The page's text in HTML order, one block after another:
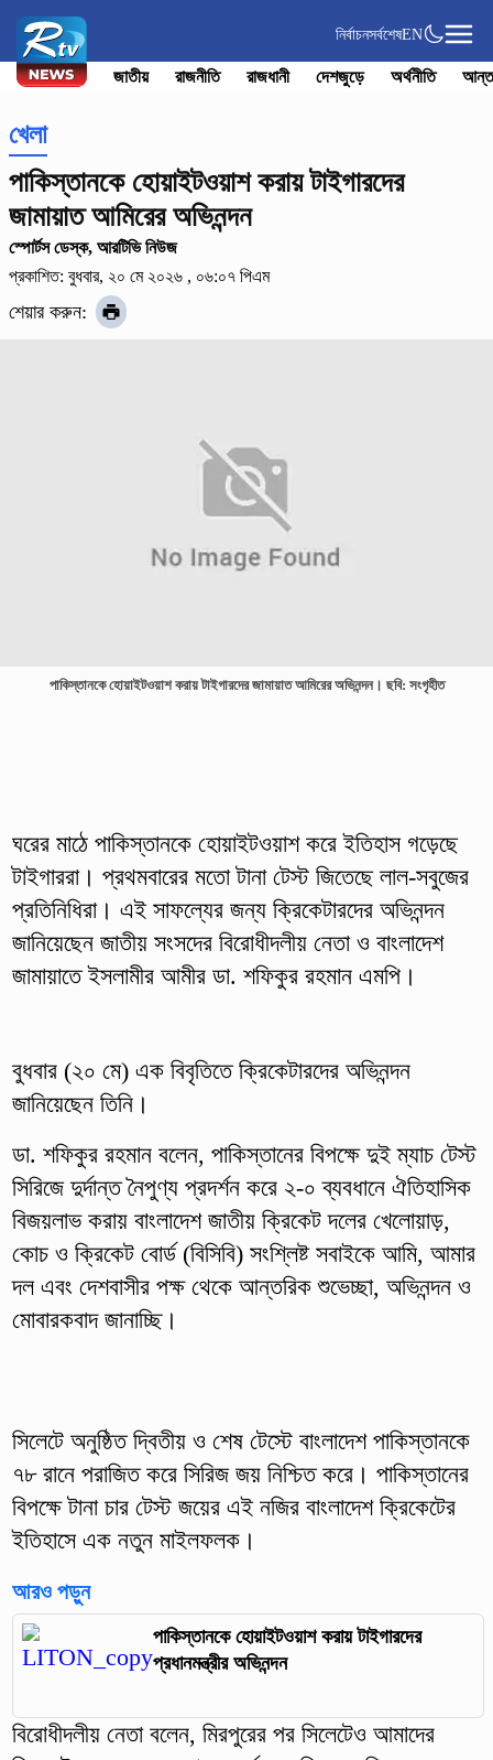
নির্বাচনসর্বশেষEN
জাতীয় রাজনীতি রাজধানী দেশজুড়ে অর্থনীতি
খেলা
পাকিস্তানকে হোয়াইটওয়াশ করায় টাইগারদের
জামায়াত আমিরের অভিনন্দন
স্পোর্টস ডেস্ক, আরটিভি নিউজ
প্রকাশিত: বুধবার, ২০ মে ২০২৬ , ০৬:০৭ পিএম
শেয়ার করুন:
পাকিস্তানকে হোয়াইটওয়াশ করায় টাইগারদের জামায়াত আমিরের অভিনন্দন। ছবি: সংগৃহীত
ঘরের মাঠে পাকিস্তানকে হোয়াইটওয়াশ করে ইতিহাস গড়েছে
টাইগাররা। প্রথমবারের মতো টানা টেস্ট জিতেছে লাল-সবুজের
প্রতিনিধিরা। এই সাফল্যের জন্য ক্রিকেটারদের অভিনন্দন
জানিয়েছেন জাতীয় সংসদের বিরোধীদলীয় নেতা ও বাংলাদেশ
জামায়াতে ইসলামীর আমীর ডা. শফিকুর রহমান এমপি।
বুধবার (২০ মে) এক বিবৃতিতে ক্রিকেটারদের অভিনন্দন
জানিয়েছেন তিনি।
ডা. শফিকুর রহমান বলেন, পাকিস্তানের বিপক্ষে দুই ম্যাচ টেস্ট
সিরিজে দুর্দান্ত নৈপুণ্য প্রদর্শন করে ২-০ ব্যবধানে ঐতিহাসিক
বিজয়লাভ করায় বাংলাদেশ জাতীয় ক্রিকেট দলের খেলোয়াড়,
কোচ ও ক্রিকেট বোর্ড (বিসিবি) সংশ্লিষ্ট সবাইকে আমি, আমার
দল এবং দেশবাসীর পক্ষ থেকে আন্তরিক শুভেচ্ছা, অভিনন্দন ও
মোবারকবাদ জানাচ্ছি।
সিলেটে অনুষ্ঠিত দ্বিতীয় ও শেষ টেস্টে বাংলাদেশ পাকিস্তানকে
৭৮ রানে পরাজিত করে সিরিজ জয় নিশ্চিত করে। পাকিস্তানের
বিপক্ষে টানা চার টেস্ট জয়ের এই নজির বাংলাদেশ ক্রিকেটের
ইতিহাসে এক নতুন মাইলফলক।
আরও পড়ুন
পাকিস্তানকে হোয়াইটওয়াশ করায় টাইগারদের
প্রধানমন্ত্রীর অভিনন্দন
বিরোধীদলীয় নেতা বলেন, মিরপুরের পর সিলেটেও আমাদের